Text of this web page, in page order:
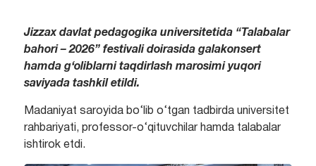
Jizzax davlat pedagogika universitetida “Talabalar
bahori – 2026” festivali doirasida galakonsert
hamda g‘oliblarni taqdirlash marosimi yuqori
saviyada tashkil etildi.
Madaniyat saroyida bo‘lib o‘tgan tadbirda universitet
rahbariyati, professor-o‘qituvchilar hamda talabalar
ishtirok etdi.